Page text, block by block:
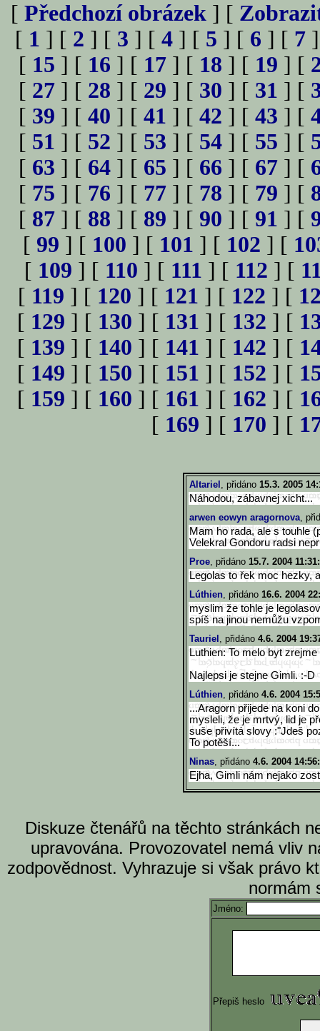
[ Předchozí obrázek ] [
[ 1 ] [ 2 ] [ 3 ] [ 4 ] [ 5 ] [ 6 ] [ 7
[ 15 ] [ 16 ] [ 17 ] [ 18 ] [ 19 ] [
[ 27 ] [ 28 ] [ 29 ] [ 30 ] [ 31 ] [
[ 39 ] [ 40 ] [ 41 ] [ 42 ] [ 43 ] [
[ 51 ] [ 52 ] [ 53 ] [ 54 ] [ 55 ] [
[ 63 ] [ 64 ] [ 65 ] [ 66 ] [ 67 ] [
[ 75 ] [ 76 ] [ 77 ] [ 78 ] [ 79 ] [
[ 87 ] [ 88 ] [ 89 ] [ 90 ] [ 91 ] [
[ 99 ] [ 100 ] [ 101 ] [ 102 ] [
[ 109 ] [ 110 ] [ 111 ] [ 112 ] [
[ 119 ] [ 120 ] [ 121 ] [ 122 ] [
[ 129 ] [ 130 ] [ 131 ] [ 132 ] [
[ 139 ] [ 140 ] [ 141 ] [ 142 ] [
[ 149 ] [ 150 ] [ 151 ] [ 152 ] [
[ 159 ] [ 160 ] [ 161 ] [ 162 ] [
[ 169 ] [ 170 ] [
Altariel , přidáno 15.3. 2005
Náhodou, zábavnej xicht...
arwen eowyn aragornova,
Mam ho rada, ale s touhle
Velekral Gondoru radsi
Proe, přidáno 15.7. 2004
Legolas to řek moc hezky,
Lúthien, přidáno 16.6. 2004
myslim že tohle je
spíš na jinou nemůžu
Tauriel , přidáno 4.6. 2004
Luthien: To melo byt
Najlepsi je stejne Gimli. :-D
Lúthien, přidáno 4.6. 2004
...Aragorn přijede na koni
mysleli, že je mrtvý, lid je
suše přivítá slovy :"Jdeš
To potěší...
Ninas, přidáno 4.6. 2004
Ejha, Gimli nám nejako
Diskuze čtenářů na těchto stránkách
upravována. Provozovatel nemá vliv
zodpovědnost. Vyhrazuje si však právo
normám
Jméno:
Přepiš heslo